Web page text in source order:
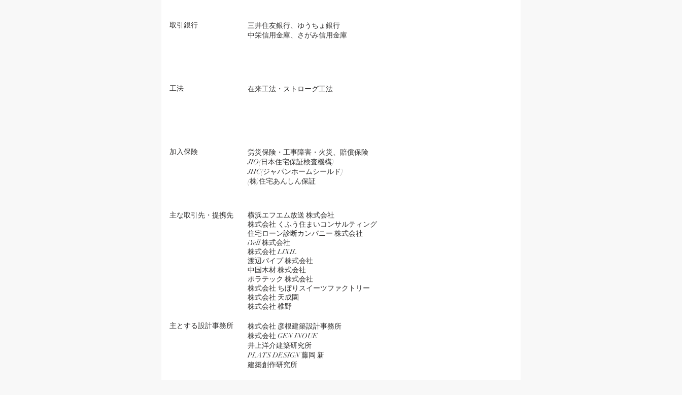
取引銀行
三井住友銀行、ゆうちょ銀行
中栄信用金庫、さがみ信用金庫
工法 在来工法・ストローグ工法
加入保険
労災保険・工事障害・火災、賠償保険
JIO(日本住宅保証検査機構)
JHC(ジャパンホームシールド)
(株)住宅あんしん保証
主な取引先・提携先
横浜エフエム放送 株式会社
株式会社 くふう住まいコンサルティング
住宅ローン診断カンパニー 株式会社
iYell 株式会社
株式会社 LIXIL
渡辺パイプ 株式会社
中国木材 株式会社
ポラテック 株式会社
株式会社 ちぼりスイーツファクトリー
株式会社 天成園
株式会社 椎野
主とする設計事務所
株式会社 彦根建築設計事務所
株式会社 GEN INOUE
井上洋介建築研究所
PLATS DESIGN 藤岡 新
建築創作研究所